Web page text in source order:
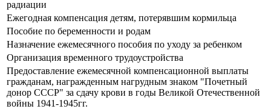
радиации
Ежегодная компенсация детям, потерявшим кормильца
Пособие по беременности и родам
Назначение ежемесячного пособия по уходу за ребенком
Организация временного трудоустройства
Предоставление ежемесячной компенсационной выплаты
гражданам, награжденным нагрудным знаком "Почетный
донор СССР" за сдачу крови в годы Великой Отечественной
войны 1941-1945гг.